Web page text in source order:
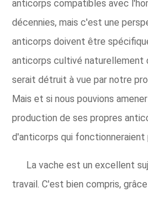
anticorps compatibles avec
décennies, mais c'est une
anticorps doivent être
anticorps cultivé naturellement
serait détruit à vue par notre
Mais et si nous pouvions
production de ses propres
d'anticorps qui fonctionneraient
La vache est un excellent
travail. C'est bien compris,